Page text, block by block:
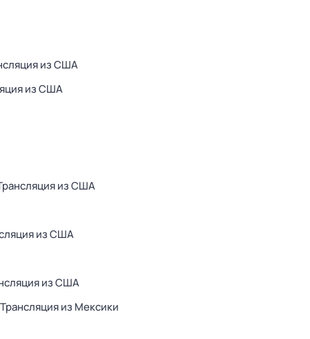
из США
из США
из США
из США
из США
из Мексики